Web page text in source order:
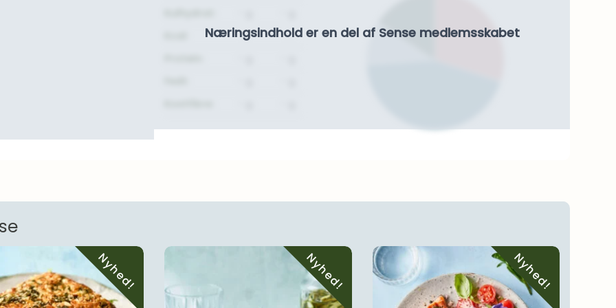
Næringsindhold er en del af Sense medlemsskabet
-
-
Nyhed! Nyhed! Nyhed!